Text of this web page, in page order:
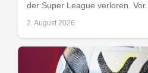
der Super League verloren. Vor...
2. August 2026